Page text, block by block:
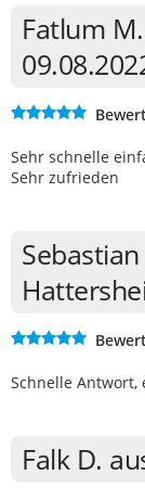
Fatlum
Sehr schnelle
Sehr zufrieden
Schnelle Antwort,
Falk D.